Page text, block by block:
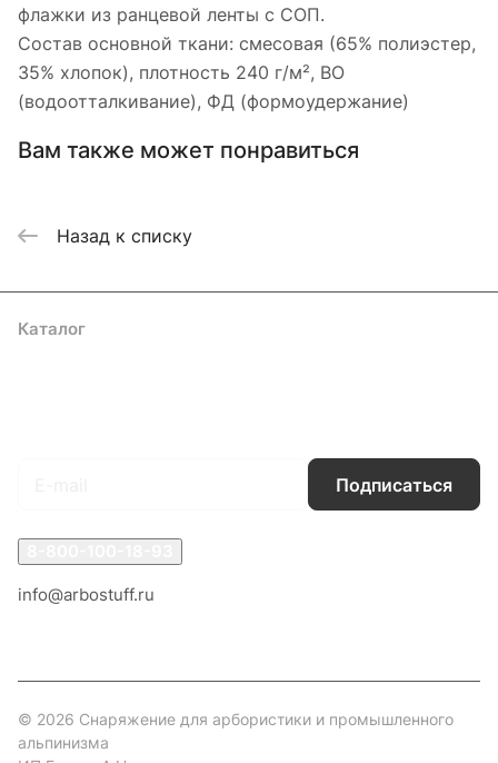
флажки из ранцевой ленты с СОП.
Состав основной ткани: смесовая (65% полиэстер,
35% хлопок), плотность 240 г/м², ВО
(водоотталкивание), ФД (формоудержание)
Вам также может понравиться
Назад к списку
Каталог
Подписаться
info@arbostuff.ru
© 2026 Снаряжение для арбористики и промышленного
альпинизма